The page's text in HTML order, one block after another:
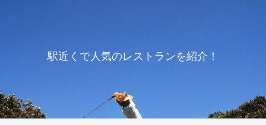
駅近くで人気のレストランを紹介！